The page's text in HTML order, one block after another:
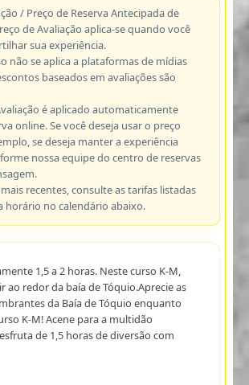
/ Preço de Reserva Antecipada de
de Avaliação aplica-se quando você
sua experiência.
não se aplica a plataformas de mídias
baseados em avaliações são
é aplicado automaticamente
online. Se você deseja usar o preço
se deseja manter a experiência
nossa equipe do centro de reservas
recentes, consulte as tarifas listadas
horário no calendário abaixo.
1,5 a 2 horas. Neste curso K-M,
ao redor da baía de Tóquio.Aprecie as
da Baía de Tóquio enquanto
K-M! Acene para a multidão
de 1,5 horas de diversão com